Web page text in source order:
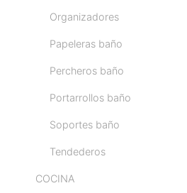
Organizadores
Papeleras baño
Percheros baño
Portarrollos baño
Soportes baño
Tendederos
COCINA